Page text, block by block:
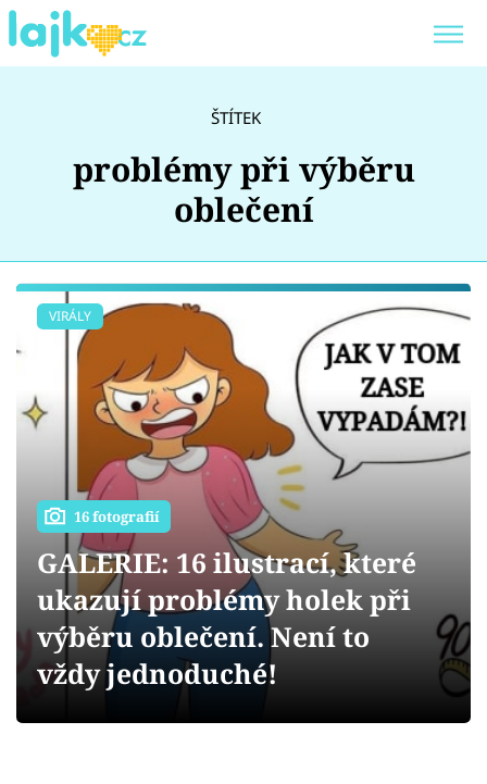
Showbyznys
Youtubeři
Virály
Sex a vztahy
Videa
Sledujte prima+
Přihlášení
ŠTÍTEK
problémy při výběru
oblečení
VIRÁLY
16 fotografií
GALERIE: 16 ilustrací, které
ukazují problémy holek při
výběru oblečení. Není to
vždy jednoduché!